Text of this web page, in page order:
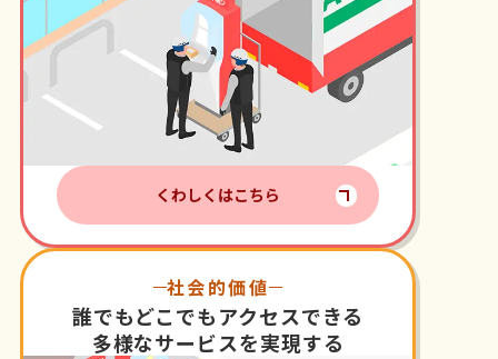
くわしくはこちら
社会的価値
誰でもどこでもアクセスできる
多様なサービスを実現する